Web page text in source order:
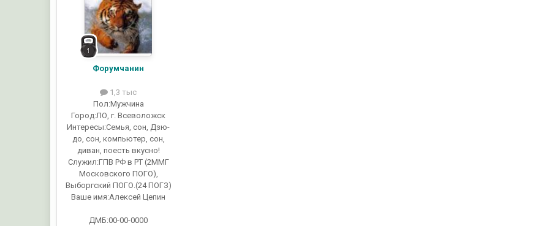
Форумчанин
1,3 тыс
Пол:Мужчина
Город:ЛО, г. Всеволожск
Интересы:Семья, сон, Дзю-
до, сон, компьютер, сон,
диван, поесть вкусно!
Служил:ГПВ РФ в РТ (2ММГ
Московского ПОГО),
Выборгский ПОГО.(24 ПОГЗ)
Ваше имя:Алексей Цепин
ДМБ:00-00-0000